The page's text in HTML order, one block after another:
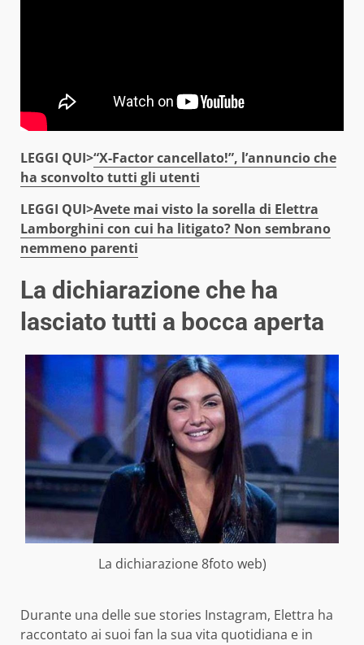
LEGGI QUI>“X-Factor cancellato!”, l’annuncio che
ha sconvolto tutti gli utenti
LEGGI QUI>Avete mai visto la sorella di Elettra
Lamborghini con cui ha litigato? Non sembrano
nemmeno parenti
La dichiarazione che ha
lasciato tutti a bocca aperta
La dichiarazione 8foto web)
Durante una delle sue stories Instagram, Elettra ha
raccontato ai suoi fan la sua vita quotidiana e in